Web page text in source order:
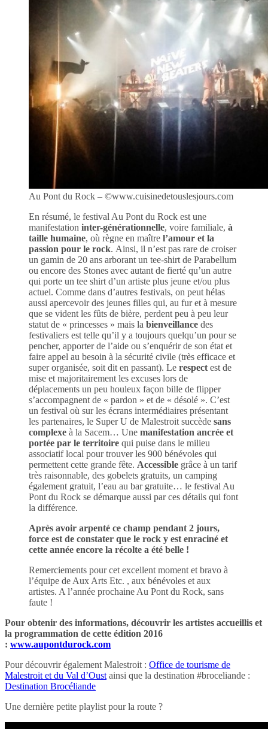
Au Pont du Rock – ©www.cuisinedetouslesjours.com
En résumé, le festival Au Pont du Rock est une
manifestation inter-générationnelle, voire familiale, à
taille humaine, où règne en maître l’amour et la
passion pour le rock. Ainsi, il n’est pas rare de croiser
un gamin de 20 ans arborant un tee-shirt de Parabellum
ou encore des Stones avec autant de fierté qu’un autre
qui porte un tee shirt d’un artiste plus jeune et/ou plus
actuel. Comme dans d’autres festivals, on peut hélas
aussi apercevoir des jeunes filles qui, au fur et à mesure
que se vident les fûts de bière, perdent peu à peu leur
statut de « princesses » mais la bienveillance des
festivaliers est telle qu’il y a toujours quelqu’un pour se
pencher, apporter de l’aide ou s’enquérir de son état et
faire appel au besoin à la sécurité civile (très efficace et
super organisée, soit dit en passant). Le respect est de
mise et majoritairement les excuses lors de
déplacements un peu houleux façon bille de flipper
s’accompagnent de « pardon » et de « désolé ». C’est
un festival où sur les écrans intermédiaires présentant
les partenaires, le Super U de Malestroit succède sans
complexe à la Sacem… Une manifestation ancrée et
portée par le territoire qui puise dans le milieu
associatif local pour trouver les 900 bénévoles qui
permettent cette grande fête. Accessible grâce à un tarif
très raisonnable, des gobelets gratuits, un camping
également gratuit, l’eau au bar gratuite… le festival Au
Pont du Rock se démarque aussi par ces détails qui font
la différence.
Après avoir arpenté ce champ pendant 2 jours,
force est de constater que le rock y est enraciné et
cette année encore la récolte a été belle !
Remerciements pour cet excellent moment et bravo à
l’équipe de Aux Arts Etc. , aux bénévoles et aux
artistes. A l’année prochaine Au Pont du Rock, sans
faute !
Pour obtenir des informations, découvrir les artistes accueillis et
la programmation de cette édition 2016
: www.aupontdurock.com
Pour découvrir également Malestroit : Office de tourisme de
Malestroit et du Val d’Oust ainsi que la destination #broceliande :
Destination Brocéliande
Une dernière petite playlist pour la route ?